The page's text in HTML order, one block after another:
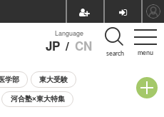
menu
Language
JP / CN search
学部 東大受験
河合塾×東大特集